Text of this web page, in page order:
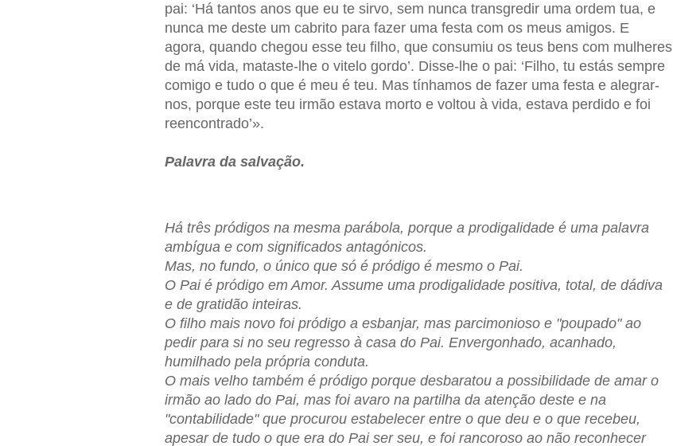
pai: ‘Há tantos anos que eu te sirvo, sem nunca transgredir uma ordem tua, e
nunca me deste um cabrito para fazer uma festa com os meus amigos. E
agora, quando chegou esse teu filho, que consumiu os teus bens com mulheres
de má vida, mataste-lhe o vitelo gordo’. Disse-lhe o pai: ‘Filho, tu estás sempre
comigo e tudo o que é meu é teu. Mas tínhamos de fazer uma festa e alegrar-
nos, porque este teu irmão estava morto e voltou à vida, estava perdido e foi
reencontrado’».
Palavra da salvação.
Há três pródigos na mesma parábola, porque a prodigalidade é uma palavra
ambígua e com significados antagónicos.
Mas, no fundo, o único que só é pródigo é mesmo o Pai.
O Pai é pródigo em Amor. Assume uma prodigalidade positiva, total, de dádiva
e de gratidão inteiras.
O filho mais novo foi pródigo a esbanjar, mas parcimonioso e "poupado" ao
pedir para si no seu regresso à casa do Pai. Envergonhado, acanhado,
humilhado pela própria conduta.
O mais velho também é pródigo porque desbaratou a possibilidade de amar o
irmão ao lado do Pai, mas foi avaro na partilha da atenção deste e na
"contabilidade" que procurou estabelecer entre o que deu e o que recebeu,
apesar de tudo o que era do Pai ser seu, e foi rancoroso ao não reconhecer